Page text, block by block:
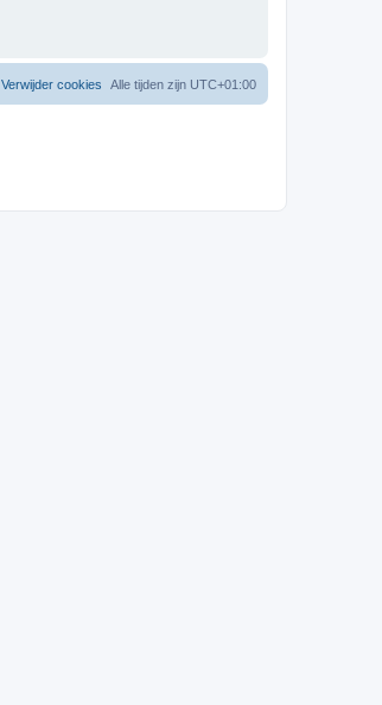
Alle tijden zijn UTC+01:00
Verwijder cookies